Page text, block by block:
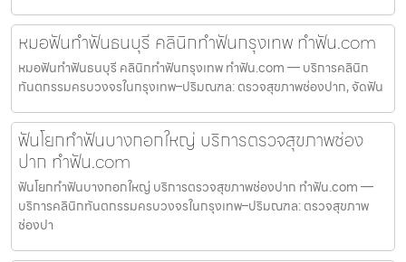
หมอฟันทำฟันธนบุรี คลินิกทำฟันกรุงเทพ ทำฟัน.com
หมอฟันทำฟันธนบุรี คลินิกทำฟันกรุงเทพ ทำฟัน.com — บริการคลินิก
ทันตกรรมครบวงจรในกรุงเทพ–ปริมณฑล: ตรวจสุขภาพช่องปาก, จัดฟัน
ฟันโยกทำฟันบางกอกใหญ่ บริการตรวจสุขภาพช่อง
ปาก ทำฟัน.com
ฟันโยกทำฟันบางกอกใหญ่ บริการตรวจสุขภาพช่องปาก ทำฟัน.com —
บริการคลินิกทันตกรรมครบวงจรในกรุงเทพ–ปริมณฑล: ตรวจสุขภาพ
ช่องปา